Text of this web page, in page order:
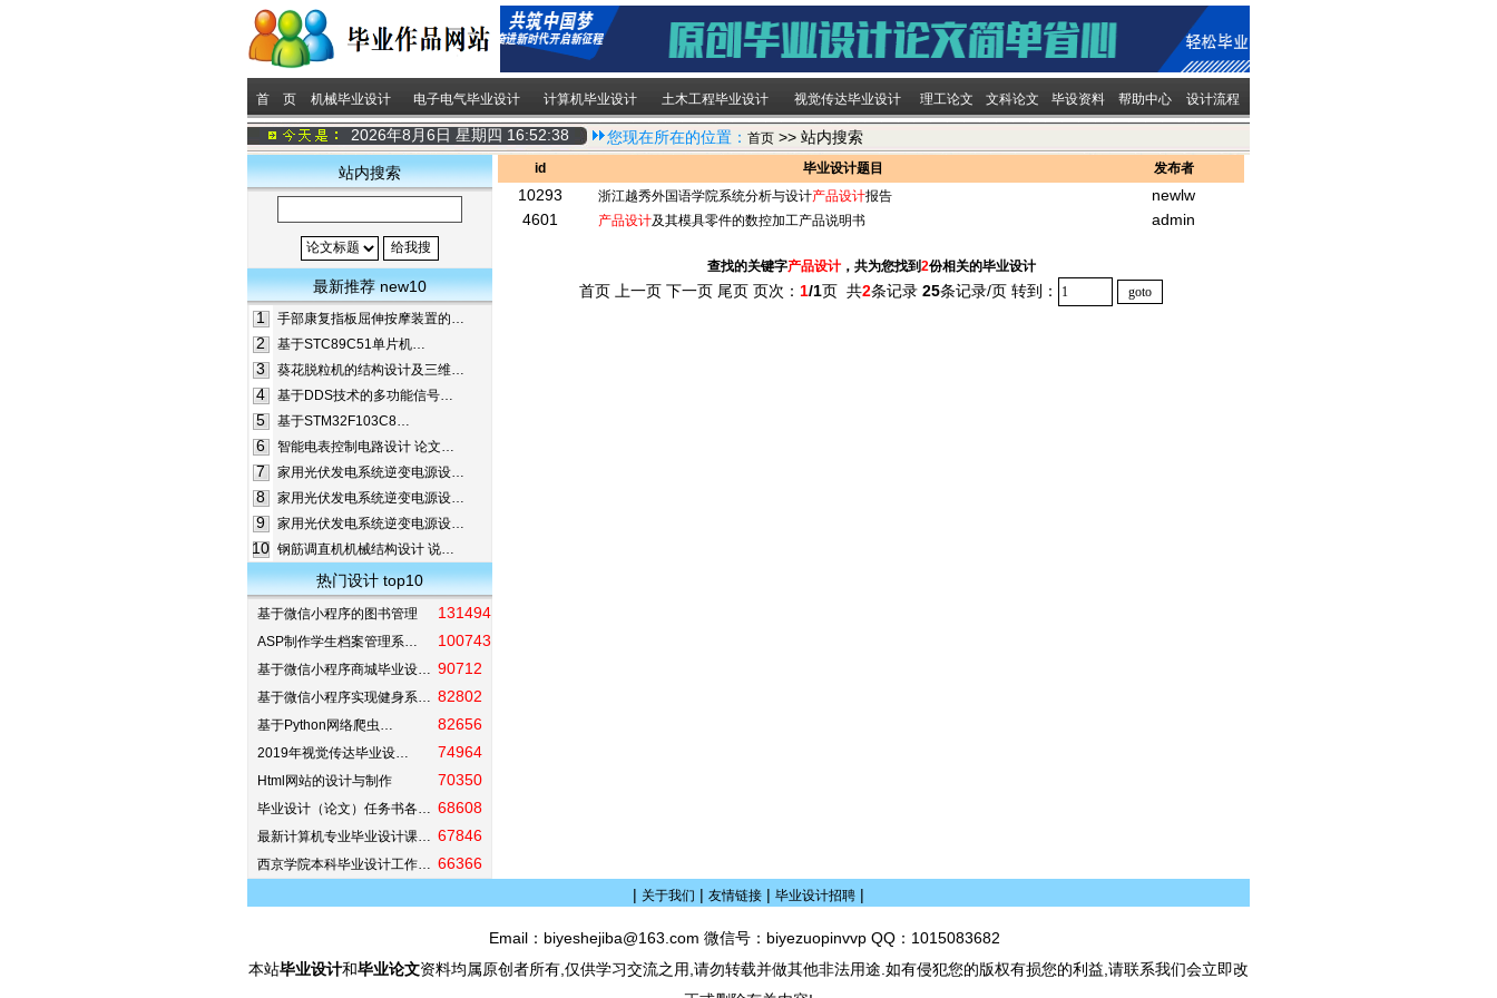
首 页 机械毕业设计 电子电气毕业设计 计算机毕业设计 土木工程毕业设计 视觉传达毕业设计 理工论文 文科论文 毕设资料 帮助中心 设计流程
2026年8月6日 星期四 16:52:38 您现在所在的位置： 首页 >> 站内搜索
站内搜索
最新推荐 new10
1
手部康复指板屈伸按摩装置的…
2 基于STC89C51单片机…
3 葵花脱粒机的结构设计及三维…
4 基于DDS技术的多功能信号…
5 基于STM32F103C8…
6 智能电表控制电路设计 论文…
7 家用光伏发电系统逆变电源设…
8 家用光伏发电系统逆变电源设…
9 家用光伏发电系统逆变电源设…
10 钢筋调直机机械结构设计 说…
热门设计 top10
基于微信小程序的图书管理 131494
ASP制作学生档案管理系… 100743
基于微信小程序商城毕业设… 90712
基于微信小程序实现健身系… 82802
基于Python网络爬虫… 82656
2019年视觉传达毕业设… 74964
Html网站的设计与制作 70350
毕业设计（论文）任务书各… 68608
最新计算机专业毕业设计课… 67846
西京学院本科毕业设计工作… 66366
id 毕业设计题目 发布者
10293 浙江越秀外国语学院系统分析与设计产品设计报告
newlw
4601
产品设计及其模具零件的数控加工产品说明书 admin
查找的关键字产品设计，共为您找到2份相关的毕业设计
首页 上一页 下一页 尾页 页次： 1/1页 共2条记录 25条记录/页 转到：
| 关于我们 | 友情链接 | 毕业设计招聘 |
Email：biyeshejiba@163.com 微信号：biyezuopinvvp QQ：1015083682
本站毕业设计和毕业论文资料均属原创者所有,仅供学习交流之用,请勿转载并做其他非法用途.如有侵犯您的版权有损您的利益,请联系我们会立即改